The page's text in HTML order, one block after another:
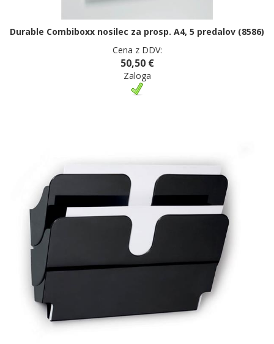
Durable Combiboxx nosilec za prosp. A4, 5 predalov (8586)
Cena z DDV:
50,50 €
Zaloga